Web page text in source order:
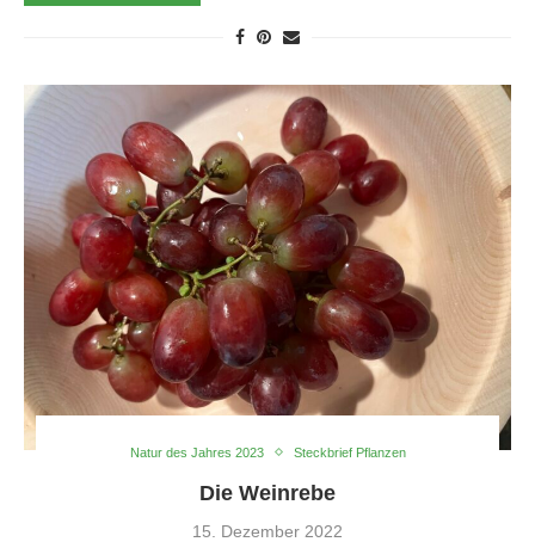
Natur des Jahres 2023 Steckbrief Pflanzen
Die Weinrebe
15. Dezember 2022